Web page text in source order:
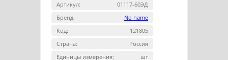
Артикул:
01117-60ЭД
Бренд:
No name
Код:
121805
Страна:
Россия
Единицы измерения:
шт